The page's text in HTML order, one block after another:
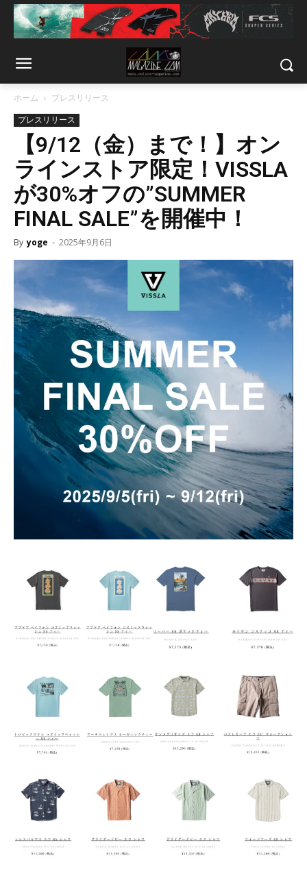
ホーム
プレスリリース
プレスリリース
【9/12（金）まで！】オン
ラインストア限定！VISSLA
が30%オフの”SUMMER
FINAL SALE”を開催中！
By yoge - 2025年9月6日